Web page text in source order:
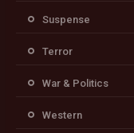
Suspense
Terror
War & Politics
Western